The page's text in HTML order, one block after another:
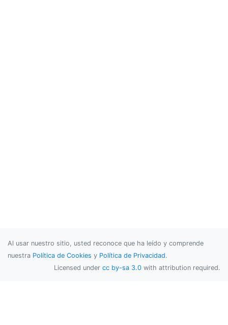
Al usar nuestro sitio, usted reconoce que ha leído y comprende
nuestra Política de Cookies y Política de Privacidad.
Licensed under cc by-sa 3.0 with attribution required.